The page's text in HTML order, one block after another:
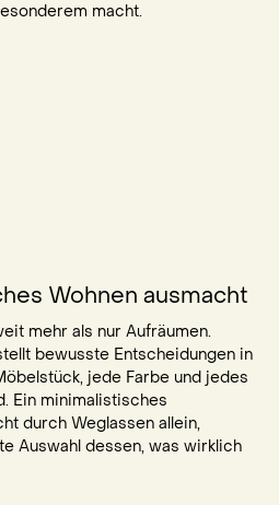
macht.
Wohnen ausmacht
mehr als nur Aufräumen.
bewusste Entscheidungen in
jede Farbe und jedes
Ein minimalistisches
durch Weglassen allein,
Auswahl dessen, was wirklich